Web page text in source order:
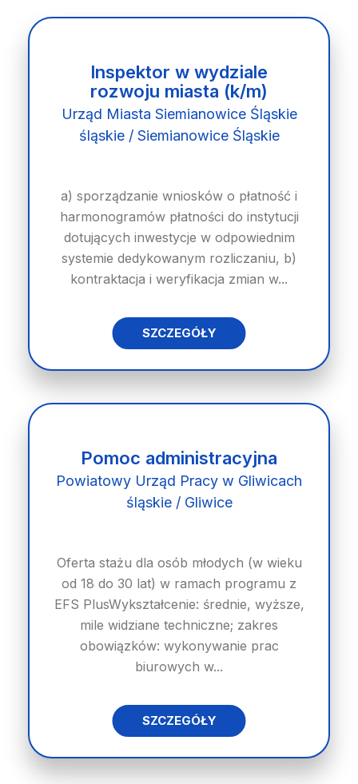
Inspektor w wydziale
rozwoju miasta (k/m)
Urząd Miasta Siemianowice Śląskie
śląskie / Siemianowice Śląskie
a) sporządzanie wniosków o płatność i
harmonogramów płatności do instytucji
dotujących inwestycje w odpowiednim
systemie dedykowanym rozliczaniu, b)
kontraktacja i weryfikacja zmian w...
SZCZEGÓŁY
Pomoc administracyjna
Powiatowy Urząd Pracy w Gliwicach
śląskie / Gliwice
Oferta stażu dla osób młodych (w wieku
od 18 do 30 lat) w ramach programu z
EFS PlusWykształcenie: średnie, wyższe,
mile widziane techniczne; zakres
obowiązków: wykonywanie prac
biurowych w...
SZCZEGÓŁY